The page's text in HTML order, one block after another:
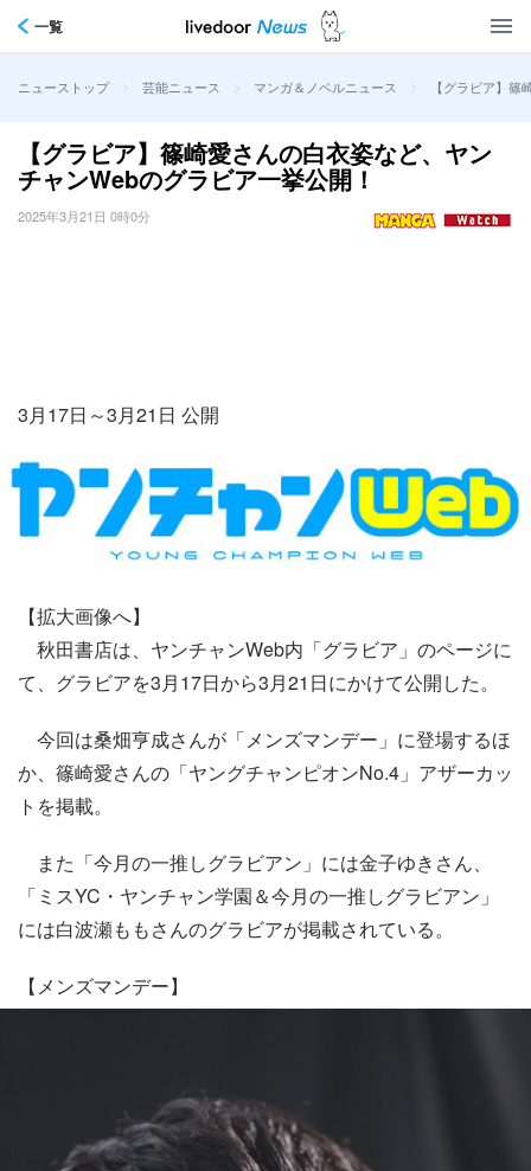
一覧
ニューストップ > 芸能ニュース > マンガ＆ノベルニュース > 【グラビア】
【グラビア】篠崎愛さんの白衣姿など、ヤン
チャンWebのグラビア一挙公開！
2025年3月21日 0時0分
3月17日～3月21日 公開
【拡大画像へ】
秋田書店は、ヤンチャンWeb内「グラビア」のページに
て、グラビアを3月17日から3月21日にかけて公開した。
今回は桑畑亨成さんが「メンズマンデー」に登場するほ
か、篠崎愛さんの「ヤングチャンピオンNo.4」アザーカッ
トを掲載。
また「今月の一推しグラビアン」には金子ゆきさん、
「ミスYC・ヤンチャン学園＆今月の一推しグラビアン」
には白波瀬ももさんのグラビアが掲載されている。
【メンズマンデー】